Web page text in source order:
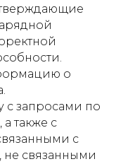
о
с запросами по
также с
с
не связанными